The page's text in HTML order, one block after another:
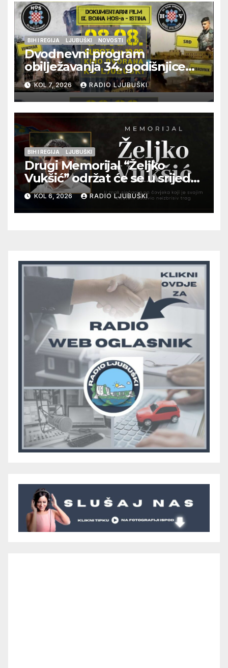
BIH I REGIJA LJUBUŠKI NOVOSTI
Dvodnevni program
obilježavanja 34. godišnjice
pogibije generala Blaža
Kraljevića i osmorice
pripadnika HOS-a
KOL 7, 2026 RADIO LJUBUŠKI
BIH I REGIJA LJUBUŠKI
Drugi Memorijal “Željko
Vukšić” održat će se u srijedu
12. kolovoza u Otoku
KOL 6, 2026 RADIO LJUBUŠKI